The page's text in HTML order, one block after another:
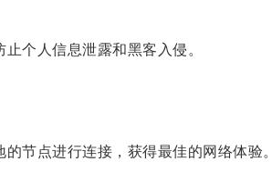
个人信息泄露和黑客入侵。
节点进行连接，获得最佳的网络体验。